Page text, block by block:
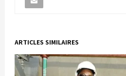
ARTICLES SIMILAIRES